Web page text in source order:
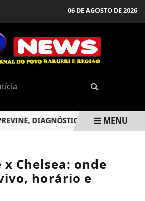
06 DE AGOSTO DE 2026
DIAGNÓSTICO QUE CURAMENU
Chelsea: onde
horário e